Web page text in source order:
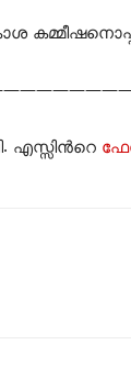
എസ്സിന്‍റെ